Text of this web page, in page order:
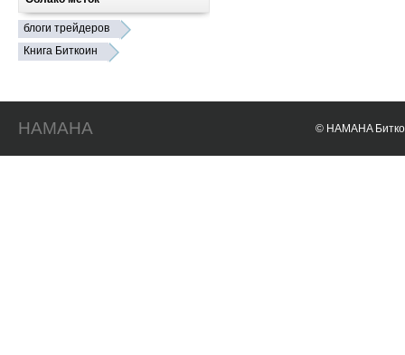
блоги трейдеров
Книга Биткоин
HAMAHA © HAMAHA